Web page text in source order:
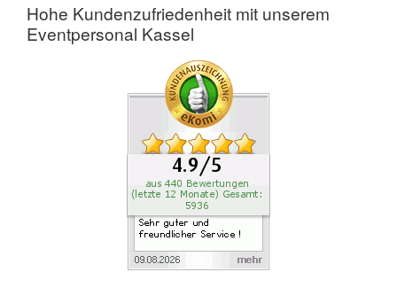
Hohe Kundenzufriedenheit mit unserem
Eventpersonal Kassel